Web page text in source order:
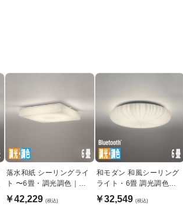
落水和紙 シーリングライ
ト 〜6畳・調光調色｜リ
モコン付き
￥42,229 (税込)
和モダン 和風シーリング
ライト・6畳 調光調色機
能｜Bluetooth
￥32,549 (税込)